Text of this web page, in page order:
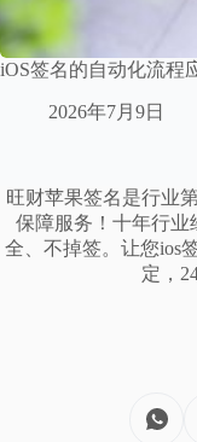
iOS签名的自动化流程
2026年7月9日
旺财苹果签名是行业
保障服务！十年行
全、不掉签。让您ios
定，